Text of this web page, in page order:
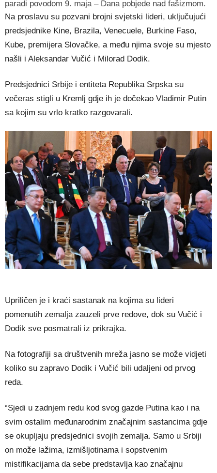
paradi povodom 9. maja – Dana pobjede nad fašizmom.
Na proslavu su pozvani brojni svjetski lideri, uključujući
predsjednike Kine, Brazila, Venecuele, Burkine Faso,
Kube, premijera Slovačke, a među njima svoje su mjesto
našli i Aleksandar Vučić i Milorad Dodik.
Predsjednici Srbije i entiteta Republika Srpska su
večeras stigli u Kremlj gdje ih je dočekao Vladimir Putin
sa kojim su vrlo kratko razgovarali.
Upriličen je i kraći sastanak na kojima su lideri
pomenutih zemalja zauzeli prve redove, dok su Vučić i
Dodik sve posmatrali iz prikrajka.
Na fotografiji sa društvenih mreža jasno se može vidjeti
koliko su zapravo Dodik i Vučić bili udaljeni od prvog
reda.
“Sjedi u zadnjem redu kod svog gazde Putina kao i na
svim ostalim međunarodnim značajnim sastancima gdje
se okupljaju predsjednici svojih zemalja. Samo u Srbiji
on može lažima, izmišljotinama i sopstvenim
mistifikacijama da sebe predstavlja kao značajnu